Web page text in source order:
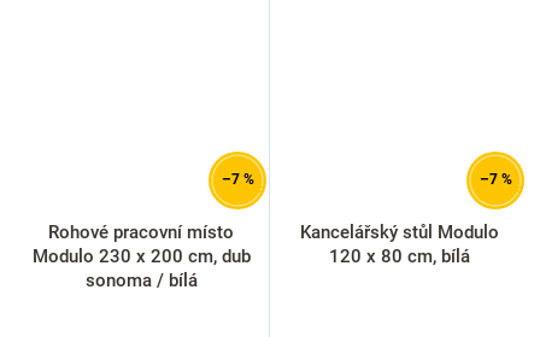
–7 %
Rohové pracovní místo
Modulo 230 x 200 cm, dub
sonoma / bílá
–7 %
Kancelářský stůl Modulo
120 x 80 cm, bílá